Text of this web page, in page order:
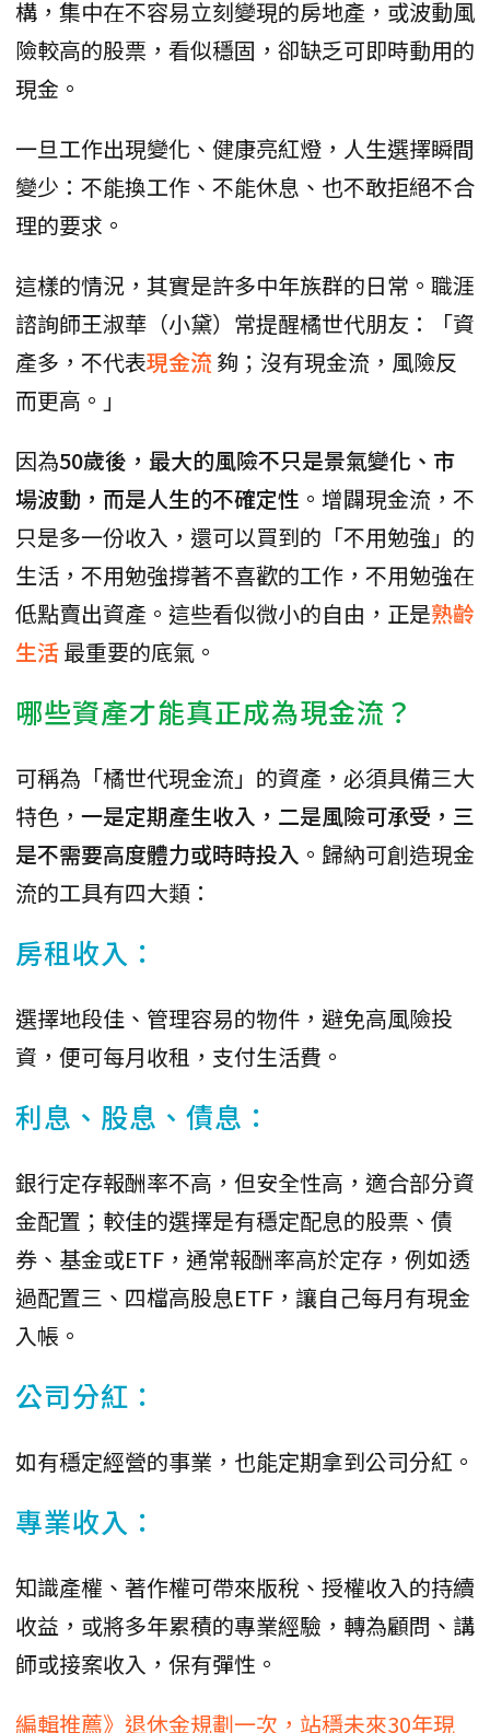
構，集中在不容易立刻變現的房地產，或波動風
險較高的股票，看似穩固，卻缺乏可即時動用的
現金。
一旦工作出現變化、健康亮紅燈，人生選擇瞬間
變少：不能換工作、不能休息、也不敢拒絕不合
理的要求。
這樣的情況，其實是許多中年族群的日常。職涯
諮詢師王淑華（小黛）常提醒橘世代朋友：「資
產多，不代表現金流 夠；沒有現金流，風險反
而更高。」
因為50歲後，最大的風險不只是景氣變化、市
場波動，而是人生的不確定性 。增闢現金流，不
只是多一份收入，還可以買到的「不用勉強」的
生活，不用勉強撐著不喜歡的工作，不用勉強在
低點賣出資產。這些看似微小的自由，正是熟齡
生活最重要的底氣。
哪些資產才能真正成為現金流？
可稱為「橘世代現金流」的資產，必須具備三大
特色， 一是定期產生收入，二是風險可承受，三
是不需要高度體力或時時投入 。歸納可創造現金
流的工具有四大類：
房租收入：
選擇地段佳、管理容易的物件，避免高風險投
資，便可每月收租，支付生活費。
利息、股息、債息：
銀行定存報酬率不高，但安全性高，適合部分資
金配置；較佳的選擇是有穩定配息的股票、債
券、基金或ETF，通常報酬率高於定存，例如透
過配置三、四檔高股息ETF，讓自己每月有現金
入帳。
公司分紅：
如有穩定經營的事業，也能定期拿到公司分紅。
專業收入：
知識產權、著作權可帶來版稅、授權收入的持續
收益，或將多年累積的專業經驗，轉為顧問、講
師或接案收入，保有彈性。
編輯推薦》退休金規劃一次，站穩未來30年現